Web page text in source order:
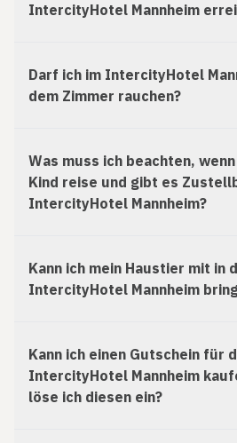
IntercityHotel Mannheim
Darf ich im IntercityHotel
dem Zimmer rauchen?
Was muss ich beachten,
Kind reise und gibt es
IntercityHotel Mannheim?
Kann ich mein Haustier mit in
IntercityHotel Mannheim
Kann ich einen Gutschein für
IntercityHotel Mannheim
löse ich diesen ein?